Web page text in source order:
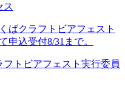
ス
ばクラフトビアフェスト
申込受付8/31まで。
トビアフェスト実行委員